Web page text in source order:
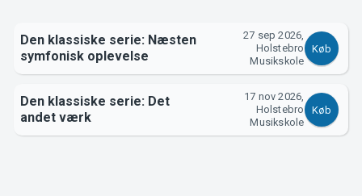
Om Tickster
Den klassiske serie: Næsten
symfonisk oplevelse
27 sep 2026,
Holstebro
Musikskole
Køb
Den klassiske serie: Det
andet værk
17 nov 2026,
Holstebro
Musikskole
Køb